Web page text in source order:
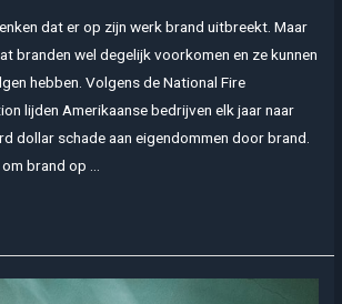
dat er op zijn werk brand uitbreekt. Maar
branden wel degelijk voorkomen en ze kunnen
hebben. Volgens de National Fire
lijden Amerikaanse bedrijven elk jaar naar
dollar schade aan eigendommen door brand.
brand op …